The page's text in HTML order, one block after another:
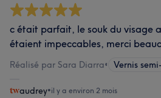
c était parfait, le souk du visage
étaient impeccables, merci
Réalisé par Sara Diarra• Vernis
audrey•il y a environ 2 mois